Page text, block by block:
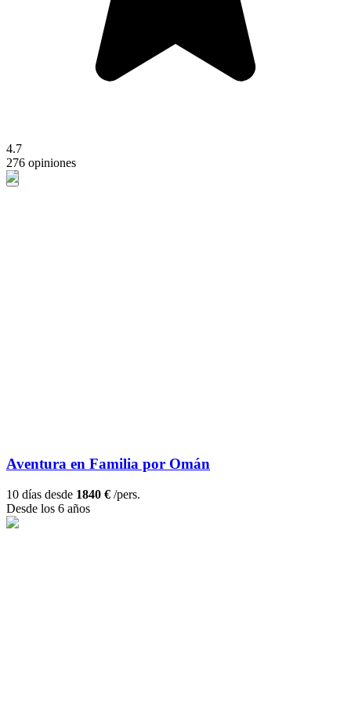
4.7
276 opiniones
Aventura en Familia por Omán
10 días desde 1840 € /pers.
Desde los 6 años